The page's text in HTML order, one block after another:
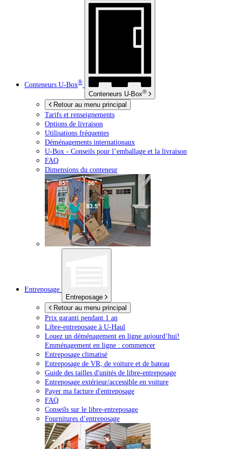
Conteneurs U-Box®
Conteneurs U-Box®
Retour au menu principal
Tarifs et renseignements
Options de livraison
Utilisations fréquentes
Déménagements internationaux
U-Box - Conseils pour l’emballage et la livraison
FAQ
Dimensions du conteneur
Entreposage
Entreposage
Retour au menu principal
Prix garanti pendant 1 an
Libre-entreposage à U-Haul
Louez un déménagement en ligne aujourd’hui!
Emménagement en ligne : commencer
Entreposage climatisé
Entreposage de VR, de voiture et de bateau
Guide des tailles d'unités de libre-entreposage
Entreposage extérieur/accessible en voiture
Payer ma facture d'entreposage
FAQ
Conseils sur le libre-entreposage
Fournitures d’entreposage